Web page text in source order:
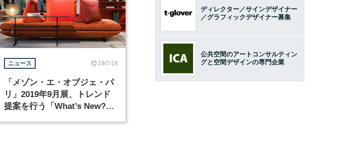
ニュース 19/7/16
「メゾン・エ・オブジェ・パ
リ」2019年9月展、トレンド
提案を行う「What’s New?」
ディレクター／サインデザイナー
／グラフィックデザイナー募集
公共空間のアートコンサルティン
グと空間デザインの専門企業